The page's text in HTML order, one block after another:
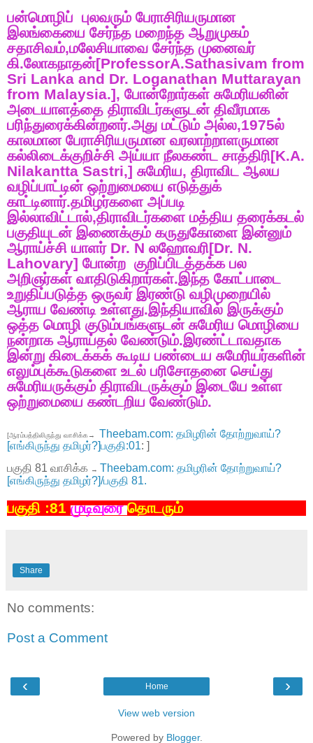
பன்மொழிப் புலவரும் பேராசிரியருமான
இலங்கையை சேர்ந்த மறைந்த ஆறுமுகம்
சதாசிவம்,மலேசியாவை சேர்ந்த முனைவர்
கி.லோகநாதன்[ProfessorA.Sathasivam from
Sri Lanka and Dr. Loganathan Muttarayan
from Malaysia.], போன்றோர்கள் சுமேரியனின்
அடையாளத்தை திராவிடர்களுடன் திவீரமாக
பரிந்துரைக்கின்றனர்.அது மட்டும் அல்ல,1975ல்
காலமான பேராசிரியருமான வரலாற்றாளருமான
கல்லிடைக்குறிச்சி அய்யா நீலகண்ட சாத்திரி[K.A.
Nilakantta Sastri,] சுமேரிய, திராவிட ஆலய
வழிப்பாட்டின் ஒற்றுமையை எடுத்துக்
காட்டினார்.தமிழர்களை அப்படி
இல்லாவிட்டால்,திராவிடர்களை மத்திய தரைக்கடல்
பகுதியுடன் இணைக்கும் கருதுகோளை இன்னும்
ஆராய்ச்சி யாளர்Dr. N லஹோவரி[Dr. N.
Lahovary] போன்ற குறிப்பிடத்தக்க பல
அறிஞர்கள் வாதிடுகிறார்கள்.இந்த கோட்பாடை
உறுதிப்படுத்த ஒருவர் இரண்டு வழிமுறையில்
ஆராய வேண்டி உள்ளது.இந்தியாவில் இருக்கும்
ஒத்த மொழி குடும்பங்களுடன் சுமேரிய மொழியை
நன்றாக ஆராய்தல் வேண்டும்.இரண்ட்டாவதாக
இன்று கிடைக்கக் கூடிய பண்டைய சுமேரியர்களின்
எலும்புக்கூடுகளை உடல் பரிசோதனை செய்து
சுமேரியருக்கும் திராவிடருக்கும் இடையே உள்ள
ஒற்றுமையை கண்டறிய வேண்டும்.
[ஆரம்பத்திலிருந்து வாசிக்க→
Theebam.com: தமிழரின் தோற்றுவாய்?
[எங்கிருந்து தமிழர்?]பகுதி:01: ]
பகுதி 81 வாசிக்க → Theebam.com: தமிழரின் தோற்றுவாய்?
[எங்கிருந்து தமிழர்?]/பகுதி 81.
பகுதி :81 முடிவுரைதொடரும்
Share
No comments:
Post a Comment
‹ ›
Home
View web version
Powered by Blogger.